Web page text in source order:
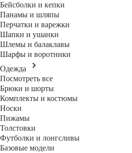
Бейсболки и кепки
Панамы и шляпы
Перчатки и варежки
Шапки и ушанки
Шлемы и балаклавы
Шарфы и воротники
Одежда
Посмотреть все
Брюки и шорты
Комплекты и костюмы
Носки
Пижамы
Толстовки
Футболки и лонгсливы
Базовые модели